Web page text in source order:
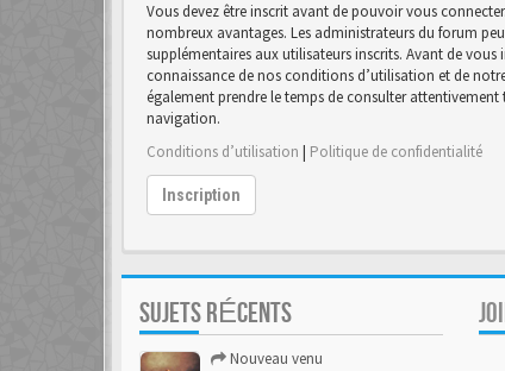
Vous devez être inscrit avant de pouvoir vous
nombreux avantages. Les administrateurs du forum
supplémentaires aux utilisateurs inscrits. Avant de vous
connaissance de nos conditions d’utilisation et de
également prendre le temps de consulter
navigation.
Conditions d’utilisation | Politique de confidentialité
Inscription
SUJETS RÉCENTS
Nouveau venu